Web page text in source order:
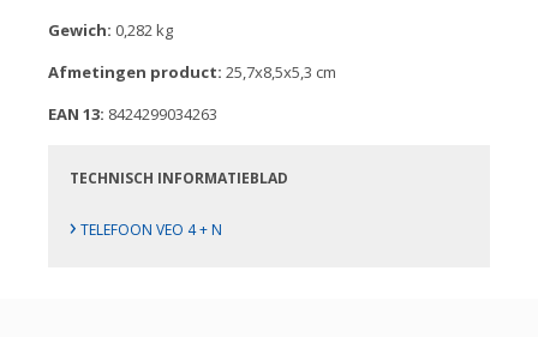
Gewich: 0,282 kg
Afmetingen product: 25,7x8,5x5,3 cm
EAN 13: 8424299034263
TECHNISCH INFORMATIEBLAD
› TELEFOON VEO 4 + N